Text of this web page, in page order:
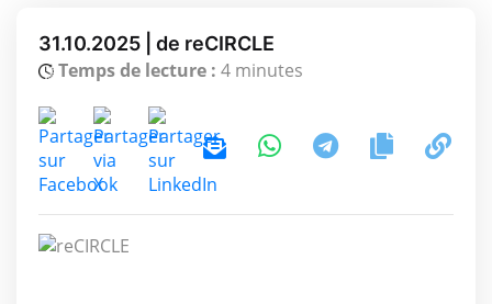
31.10.2025 | de reCIRCLE
Temps de lecture : 4 minutes